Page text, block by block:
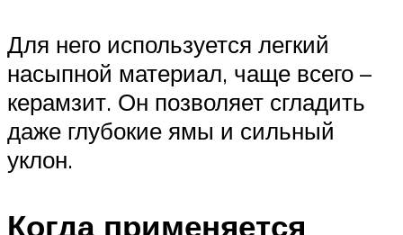
Для него используется легкий
насыпной материал, чаще всего –
керамзит. Он позволяет сгладить
даже глубокие ямы и сильный
уклон.
Когда применяется